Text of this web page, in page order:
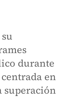
durante
en
superación